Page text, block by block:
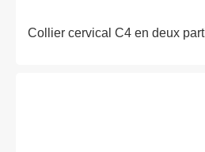
Collier cervical C4 en deux